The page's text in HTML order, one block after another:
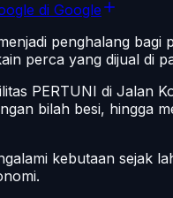
di Google
penghalang
perca yang dijual di
PERTUNI di
bilah besi, hingga
kebutaan